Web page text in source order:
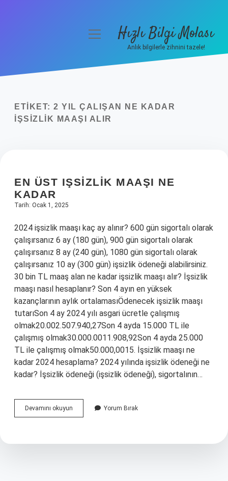
Yasal Uyarı
menüyüHızlı Bilgi Molası
Anlık bilgilerle zihnini tazele!
ETIKET: 2 YIL ÇALIŞAN NE KADAR
IŞSIZLIK MAAŞI ALIR
EN ÜST IŞSIZLIK MAAŞI NE
KADAR
Tarih: Ocak 1, 2025
2024 işsizlik maaşı kaç ay alınır? 600 gün sigortalı olarak
çalışırsanız 6 ay (180 gün), 900 gün sigortalı olarak
çalışırsanız 8 ay (240 gün), 1080 gün sigortalı olarak
çalışırsanız 10 ay (300 gün) işsizlik ödeneği alabilirsiniz.
30 bin TL maaş alan ne kadar işsizlik maaşı alır? İşsizlik
maaşı nasıl hesaplanır? Son 4 ayın en yüksek
kazançlarının aylık ortalamasıÖdenecek işsizlik maaşı
tutarıSon 4 ay 2024 yılı asgari ücretle çalışmış
olmak20.002.507.940,27Son 4 ayda 15.000 TL ile
çalışmış olmak30.000.0011.908,92Son 4 ayda 25.000
TL ile çalışmış olmak50.000,0015. İşsizlik maaşı ne
kadar 2024 hesaplama? 2024 yılında işsizlik ödeneği ne
kadar? İşsizlik ödeneği (işsizlik ödeneği), sigortalının…
Devamını okuyun
Üst
Ne
Yorum Bırak